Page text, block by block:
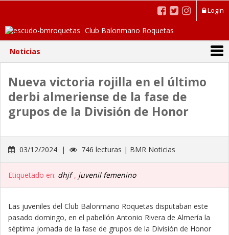
Login
Club Balonmano Roquetas
Noticias
Nueva victoria rojilla en el último
derbi almeriense de la fase de
grupos de la División de Honor
03/12/2024 | 746 lecturas | BMR Noticias
Etiquetado en: dhjf , juvenil femenino
Las juveniles del Club Balonmano Roquetas disputaban este
pasado domingo, en el pabellón Antonio Rivera de Almería la
séptima jornada de la fase de grupos de la División de Honor